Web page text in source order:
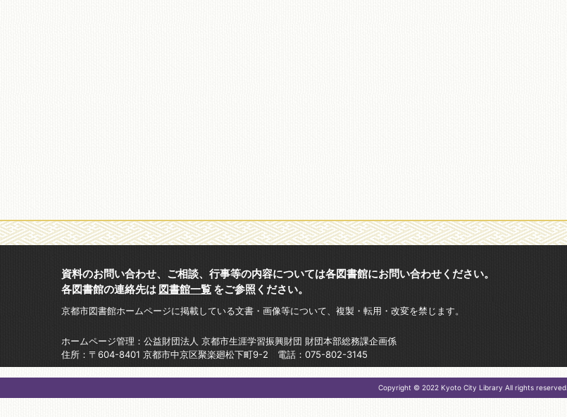
資料のお問い合わせ、ご相談、行事等の内容については各図書館にお問い合わせください。
各図書館の連絡先は 図書館一覧 をご参照ください。
京都市図書館ホームページに掲載している文書・画像等について、複製・転用・改変を禁じます。
ホームページ管理：公益財団法人 京都市生涯学習振興財団 財団本部総務課企画係
住所：〒604-8401 京都市中京区聚楽廻松下町9-2 電話：075-802-3145
Copyright © 2022 Kyoto City Library All rights reserved.